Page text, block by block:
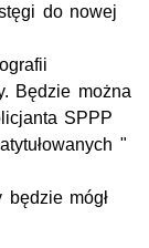
do nowej
Będzie można
SPPP
"
mógł